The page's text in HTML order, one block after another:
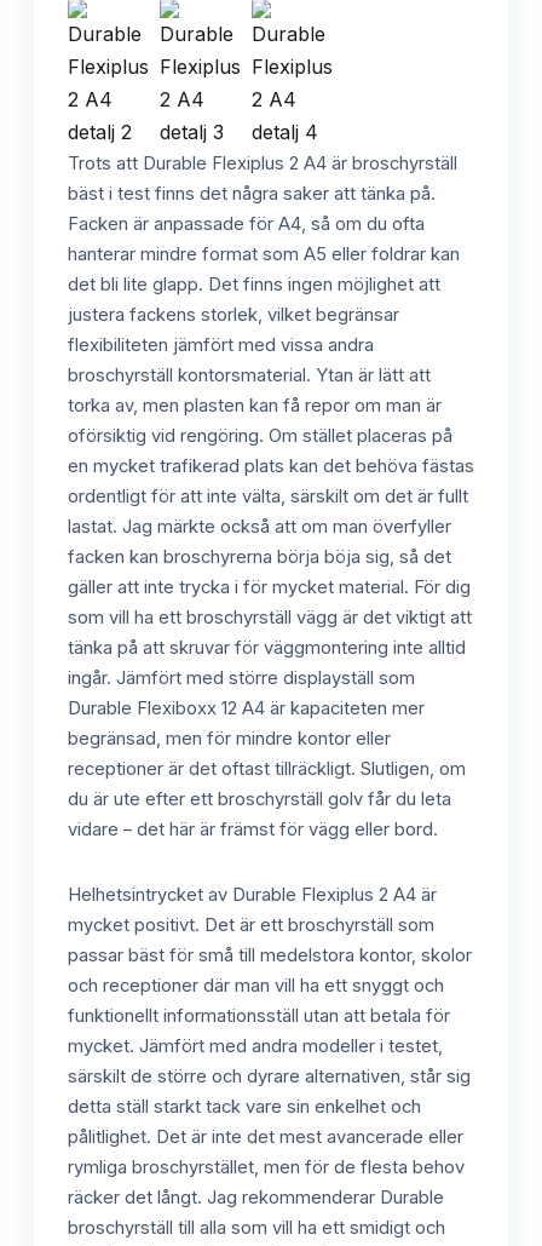
Trots att Durable Flexiplus 2 A4 är broschyrställ
bäst i test finns det några saker att tänka på.
Facken är anpassade för A4, så om du ofta
hanterar mindre format som A5 eller foldrar kan
det bli lite glapp. Det finns ingen möjlighet att
justera fackens storlek, vilket begränsar
flexibiliteten jämfört med vissa andra
broschyrställ kontorsmaterial. Ytan är lätt att
torka av, men plasten kan få repor om man är
oförsiktig vid rengöring. Om stället placeras på
en mycket trafikerad plats kan det behöva fästas
ordentligt för att inte välta, särskilt om det är fullt
lastat. Jag märkte också att om man överfyller
facken kan broschyrerna börja böja sig, så det
gäller att inte trycka i för mycket material. För dig
som vill ha ett broschyrställ vägg är det viktigt att
tänka på att skruvar för väggmontering inte alltid
ingår. Jämfört med större displayställ som
Durable Flexiboxx 12 A4 är kapaciteten mer
begränsad, men för mindre kontor eller
receptioner är det oftast tillräckligt. Slutligen, om
du är ute efter ett broschyrställ golv får du leta
vidare – det här är främst för vägg eller bord.
Helhetsintrycket av Durable Flexiplus 2 A4 är
mycket positivt. Det är ett broschyrställ som
passar bäst för små till medelstora kontor, skolor
och receptioner där man vill ha ett snyggt och
funktionellt informationsställ utan att betala för
mycket. Jämfört med andra modeller i testet,
särskilt de större och dyrare alternativen, står sig
detta ställ starkt tack vare sin enkelhet och
pålitlighet. Det är inte det mest avancerade eller
rymliga broschyrstället, men för de flesta behov
räcker det långt. Jag rekommenderar Durable
broschyrställ till alla som vill ha ett smidigt och